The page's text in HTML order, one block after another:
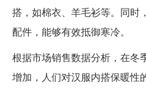
搭，如棉衣、羊毛衫等。同时
配件，能够有效抵御寒冷。
根据市场销售数据分析，在冬
增加，人们对汉服内搭保暖性